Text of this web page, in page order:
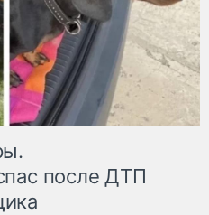
после ДТП